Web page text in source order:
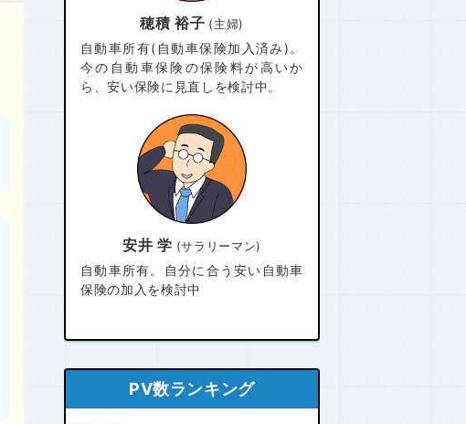
穂積 裕子 (主婦)
自動車所有(自動車保険加入済み)。
今の自動車保険の保険料が高いか
ら、安い保険に見直しを検討中。
安井 学 (サラリーマン)
自動車所有。自分に合う安い自動車
保険の加入を検討中
PV数ランキング